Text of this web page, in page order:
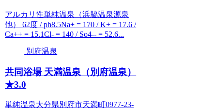
アルカリ性単純温泉（浜脇温泉源泉
他） 62度 / ph8.5Na+ = 170 / K+ = 17.6 /
Ca++ = 15.1Cl- = 140 / So4-- = 52.6...
別府温泉
共同浴場 天満温泉（別府温泉）
★3.0
単純温泉大分県別府市天満町0977-23-